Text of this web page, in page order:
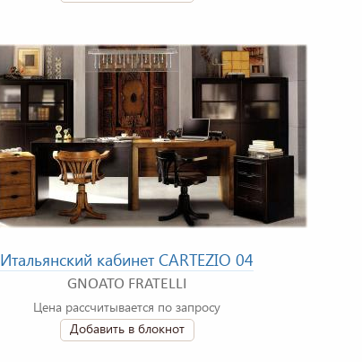
Итальянский кабинет CARTEZIO 04
GNOATO FRATELLI
Цена рассчитывается по запросу
Добавить в блокнот